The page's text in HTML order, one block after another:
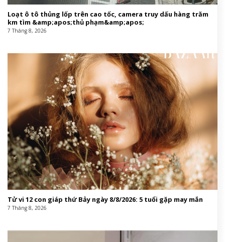
Loạt ô tô thủng lốp trên cao tốc, camera truy dấu hàng trăm
km tìm &amp;apos;thủ phạm&amp;apos;
7 Tháng 8, 2026
Tử vi 12 con giáp thứ Bảy ngày 8/8/2026: 5 tuổi gặp may mắn
7 Tháng 8, 2026